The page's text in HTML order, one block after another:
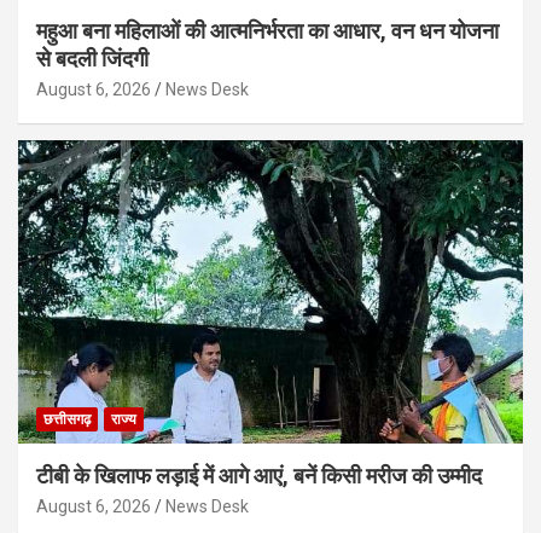
महुआ बना महिलाओं की आत्मनिर्भरता का आधार, वन धन योजना
से बदली जिंदगी
August 6, 2026 News Desk
छत्तीसगढ़ राज्य
टीबी के खिलाफ लड़ाई में आगे आएं, बनें किसी मरीज की उम्मीद
August 6, 2026 News Desk